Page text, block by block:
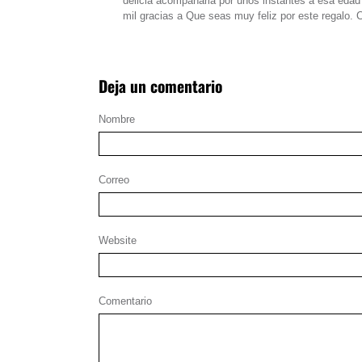
mil gracias a Que seas muy feliz por este regalo.
Deja un comentario
Nombre
Correo
Website
Comentario